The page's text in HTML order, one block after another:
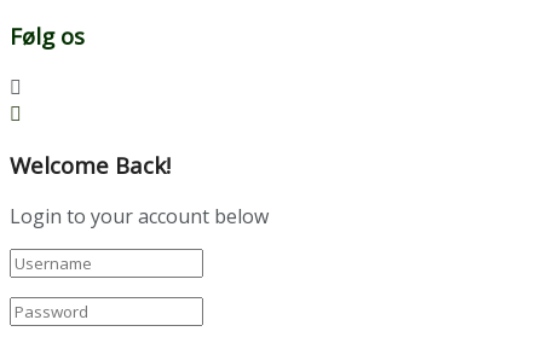
Følg os
Welcome Back!
Login to your account below